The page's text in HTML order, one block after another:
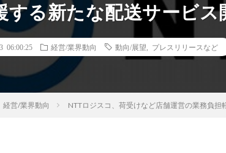
する新たな配送サービス
06:00:25 経営/業界動向 動向/展望 プレスリリースなど
経営/業界動向 NTTロジスコ、荷受けなど店舗運営の業務負